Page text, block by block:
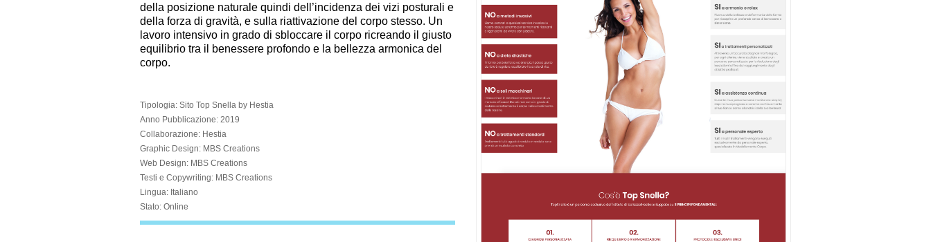
della posizione naturale quindi dell’incidenza dei vizi posturali e
della forza di gravità, e sulla riattivazione del corpo stesso. Un
lavoro intensivo in grado di sbloccare il corpo ricreando il giusto
equilibrio tra il benessere profondo e la bellezza armonica del
corpo.
Tipologia: Sito Top Snella by Hestia
Anno Pubblicazione: 2019
Collaborazione: Hestia
Graphic Design: MBS Creations
Web Design: MBS Creations
Testi e Copywriting: MBS Creations
Lingua: Italiano
Stato: Online